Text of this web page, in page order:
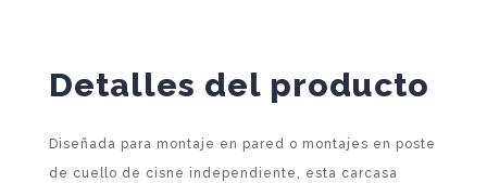
Detalles del producto
Diseñada para montaje en pared o montajes en poste
de cuello de cisne independiente, esta carcasa